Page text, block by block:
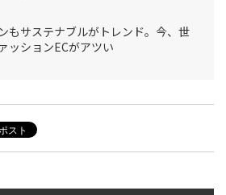
もサステナブルがトレンド。今、世
ッションECがアツい